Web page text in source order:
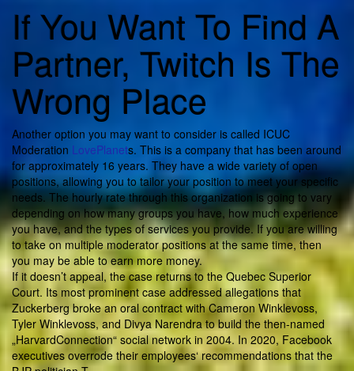
If You Want To Find A
Partner, Twitch Is The
Wrong Place
Another option you may want to consider is called ICUC
Moderation LovePlanets. This is a company that has been around
for approximately 16 years. They have a wide variety of open
positions, allowing you to tailor your position to meet your specific
needs. The hourly rate through this organization is going to vary
depending on how many groups you have, how much experience
you have, and the types of services you provide. If you are willing
to take on multiple moderator positions at the same time, then
you may be able to earn more money.
If it doesn’t appeal, the case returns to the Quebec Superior
Court. Its most prominent case addressed allegations that
Zuckerberg broke an oral contract with Cameron Winklevoss,
Tyler Winklevoss, and Divya Narendra to build the then-named
„HarvardConnection“ social network in 2004. In 2020, Facebook
executives overrode their employees‘ recommendations that the